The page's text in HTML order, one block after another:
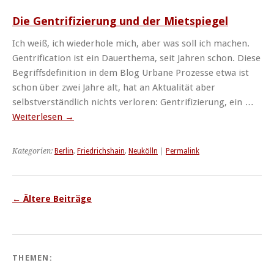
Die Gentrifizierung und der Mietspiegel
Ich weiß, ich wiederhole mich, aber was soll ich machen.
Gentrification ist ein Dauerthema, seit Jahren schon. Diese
Begriffsdefinition in dem Blog Urbane Prozesse etwa ist
schon über zwei Jahre alt, hat an Aktualität aber
selbstverständlich nichts verloren: Gentrifizierung, ein …
Weiterlesen →
Kategorien: Berlin, Friedrichshain, Neukölln Permalink
← Ältere Beiträge
THEMEN: